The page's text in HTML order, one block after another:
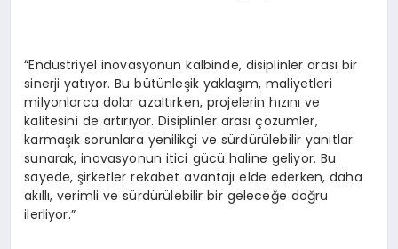
“Endüstriyel inovasyonun kalbinde, disiplinler arası bir
sinerji yatıyor. Bu bütünleşik yaklaşım, maliyetleri
milyonlarca dolar azaltırken, projelerin hızını ve
kalitesini de artırıyor. Disiplinler arası çözümler,
karmaşık sorunlara yenilikçi ve sürdürülebilir yanıtlar
sunarak, inovasyonun itici gücü haline geliyor. Bu
sayede, şirketler rekabet avantajı elde ederken, daha
akıllı, verimli ve sürdürülebilir bir geleceğe doğru
ilerliyor.”